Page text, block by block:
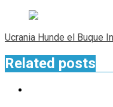
Ucrania Hunde el Buque
Related posts